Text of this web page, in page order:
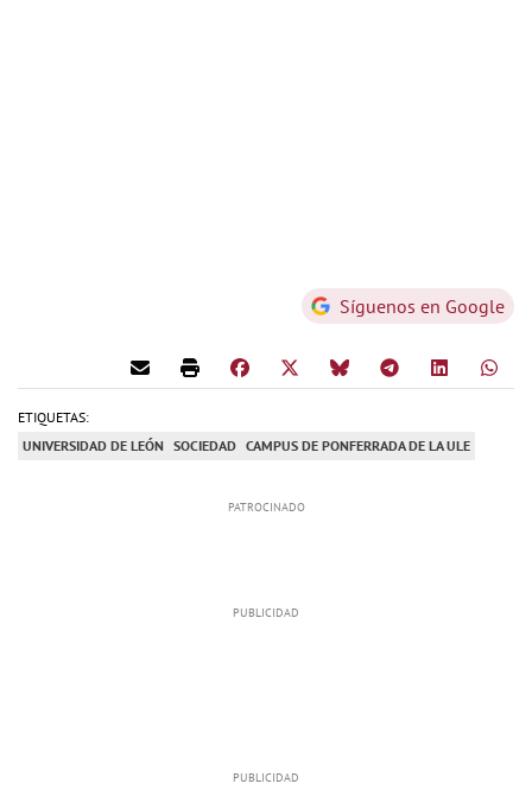
Síguenos en Google
ETIQUETAS:
UNIVERSIDAD DE LEÓN SOCIEDAD CAMPUS DE PONFERRADA DE LA ULE